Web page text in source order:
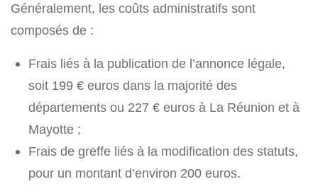
Généralement, les coûts administratifs sont
composés de :
Frais liés à la publication de l’annonce légale,
soit 199 € euros dans la majorité des
départements ou 227 € euros à La Réunion et à
Mayotte ;
Frais de greffe liés à la modification des statuts,
pour un montant d’environ 200 euros.